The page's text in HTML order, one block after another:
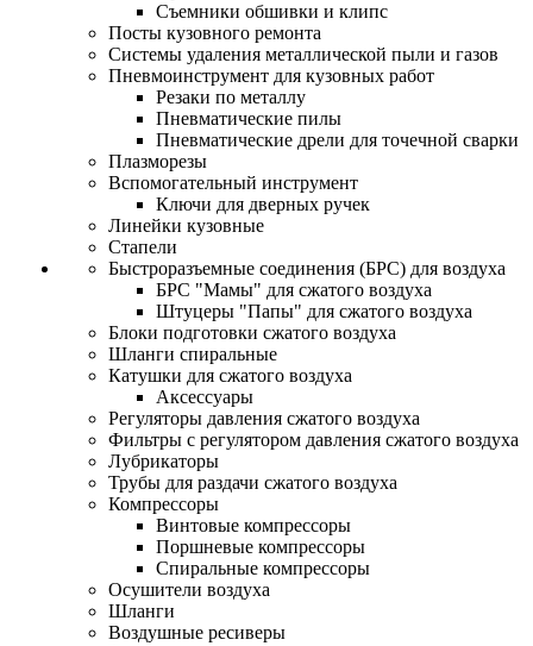
Съемники обшивки и клипс
Посты кузовного ремонта
Системы удаления металлической пыли и газов
Пневмоинструмент для кузовных работ
Резаки по металлу
Пневматические пилы
Пневматические дрели для точечной сварки
Плазморезы
Вспомогательный инструмент
Ключи для дверных ручек
Линейки кузовные
Стапели
Быстроразъемные соединения (БРС) для воздуха
БРС "Мамы" для сжатого воздуха
Штуцеры "Папы" для сжатого воздуха
Блоки подготовки сжатого воздуха
Шланги спиральные
Катушки для сжатого воздуха
Аксессуары
Регуляторы давления сжатого воздуха
Фильтры с регулятором давления сжатого воздуха
Лубрикаторы
Трубы для раздачи сжатого воздуха
Компрессоры
Винтовые компрессоры
Поршневые компрессоры
Спиральные компрессоры
Осушители воздуха
Шланги
Воздушные ресиверы